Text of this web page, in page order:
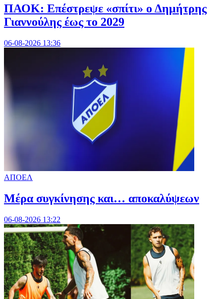
ΠΑΟΚ: Επέστρεψε «σπίτι» ο Δημήτρης
Γιαννούλης έως το 2029
06-08-2026 13:36
ΑΠΟΕΛ
Mέρα συγκίνησης και… αποκαλύψεων
06-08-2026 13:22